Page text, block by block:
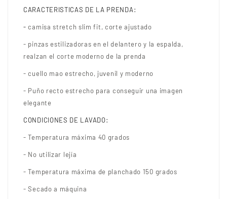
CARACTERISTICAS DE LA PRENDA:
-camisa stretch slim fit, corte ajustado
- pinzas estilizadoras en el delantero y la espalda,
realzan el corte moderno de la prenda
- cuello mao estrecho, juvenil y moderno
- Puño recto estrecho para conseguir una imagen
elegante
CONDICIONES DE LAVADO:
- Temperatura máxima 40 grados
- No utilizar lejía
- Temperatura máxima de planchado 150 grados
- Secado a máquina